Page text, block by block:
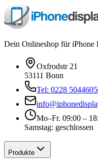
Dein Onlineshop für iPhone
Oxfrodstr 21
53111 Bonn
Tel: 0228
Mo–Fr. 09:00 –
Samstag: geschlossen
Produkte